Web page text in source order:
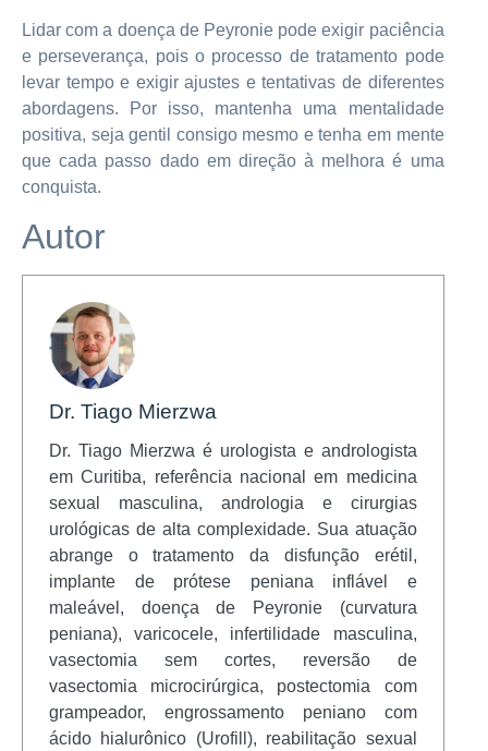
Lidar com a doença de Peyronie pode exigir paciência
e perseverança, pois o processo de tratamento pode
levar tempo e exigir ajustes e tentativas de diferentes
abordagens. Por isso, mantenha uma mentalidade
positiva, seja gentil consigo mesmo e tenha em mente
que cada passo dado em direção à melhora é uma
conquista.
Autor
Dr. Tiago Mierzwa
Dr. Tiago Mierzwa é urologista e andrologista
em Curitiba, referência nacional em medicina
sexual masculina, andrologia e cirurgias
urológicas de alta complexidade. Sua atuação
abrange o tratamento da disfunção erétil,
implante de prótese peniana inflável e
maleável, doença de Peyronie (curvatura
peniana), varicocele, infertilidade masculina,
vasectomia sem cortes, reversão de
vasectomia microcirúrgica, postectomia com
grampeador, engrossamento peniano com
ácido hialurônico (Urofill), reabilitação sexual